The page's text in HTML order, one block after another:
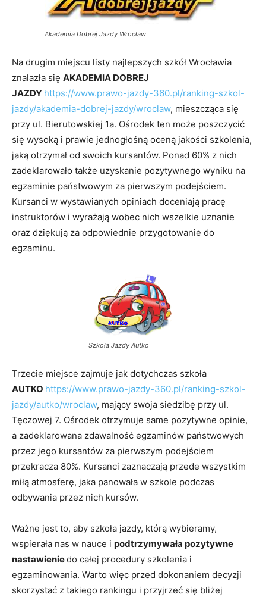
Akademia Dobrej Jazdy Wrocław
Na drugim miejscu listy najlepszych szkół Wrocławia
znalazła się AKADEMIA DOBREJ
JAZDY https://www.prawo-jazdy-360.pl/ranking-szkol-
jazdy/akademia-dobrej-jazdy/wroclaw, mieszcząca się
przy ul. Bierutowskiej 1a. Ośrodek ten może poszczycić
się wysoką i prawie jednogłośną oceną jakości szkolenia,
jaką otrzymał od swoich kursantów. Ponad 60% z nich
zadeklarowało także uzyskanie pozytywnego wyniku na
egzaminie państwowym za pierwszym podejściem.
Kursanci w wystawianych opiniach doceniają pracę
instruktorów i wyrażają wobec nich wszelkie uznanie
oraz dziękują za odpowiednie przygotowanie do
egzaminu.
Szkoła Jazdy Autko
Trzecie miejsce zajmuje jak dotychczas szkoła
AUTKO https://www.prawo-jazdy-360.pl/ranking-szkol-
jazdy/autko/wroclaw, mający swoja siedzibę przy ul.
Tęczowej 7. Ośrodek otrzymuje same pozytywne opinie,
a zadeklarowana zdawalność egzaminów państwowych
przez jego kursantów za pierwszym podejściem
przekracza 80%. Kursanci zaznaczają przede wszystkim
miłą atmosferę, jaka panowała w szkole podczas
odbywania przez nich kursów.
Ważne jest to, aby szkoła jazdy, którą wybieramy,
wspierała nas w nauce i podtrzymywała pozytywne
nastawieniedo całej procedury szkolenia i
egzaminowania. Warto więc przed dokonaniem decyzji
skorzystać z takiego rankingu i przyjrzeć się bliżej